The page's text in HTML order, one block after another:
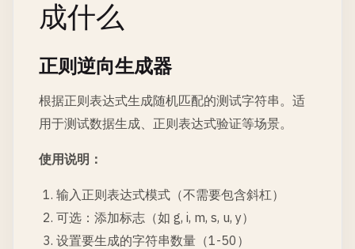
成什么
正则逆向生成器
根据正则表达式生成随机匹配的测试字符串。适
用于测试数据生成、正则表达式验证等场景。
使用说明：
输入正则表达式模式（不需要包含斜杠）
可选：添加标志（如 g, i, m, s, u, y）
设置要生成的字符串数量（1-50）